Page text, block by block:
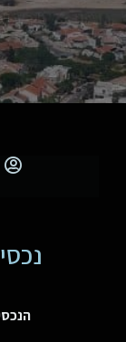
נכסים
הנכסים